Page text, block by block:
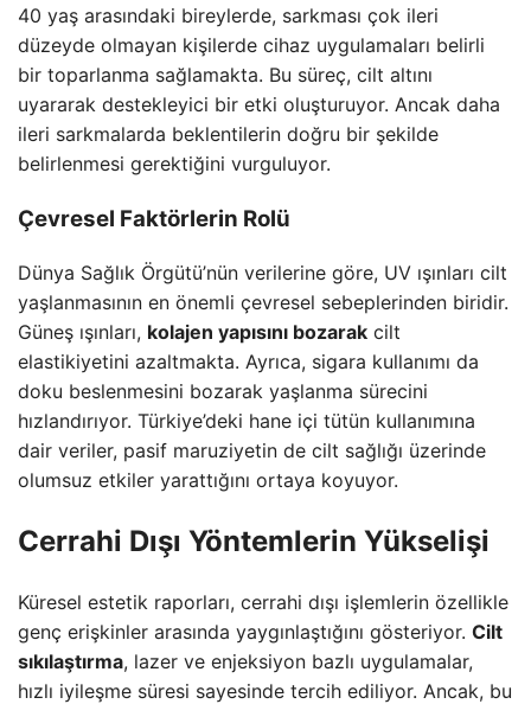
40 yaş arasındaki bireylerde, sarkması çok ileri
düzeyde olmayan kişilerde cihaz uygulamaları belirli
bir toparlanma sağlamakta. Bu süreç, cilt altını
uyararak destekleyici bir etki oluşturuyor. Ancak daha
ileri sarkmalarda beklentilerin doğru bir şekilde
belirlenmesi gerektiğini vurguluyor.
Çevresel Faktörlerin Rolü
Dünya Sağlık Örgütü’nün verilerine göre, UV ışınları cilt
yaşlanmasının en önemli çevresel sebeplerinden biridir.
Güneş ışınları, kolajen yapısını bozarak cilt
elastikiyetini azaltmakta. Ayrıca, sigara kullanımı da
doku beslenmesini bozarak yaşlanma sürecini
hızlandırıyor. Türkiye’deki hane içi tütün kullanımına
dair veriler, pasif maruziyetin de cilt sağlığı üzerinde
olumsuz etkiler yarattığını ortaya koyuyor.
Cerrahi Dışı Yöntemlerin Yükselişi
Küresel estetik raporları, cerrahi dışı işlemlerin özellikle
genç erişkinler arasında yaygınlaştığını gösteriyor. Cilt
sıkılaştırma, lazer ve enjeksiyon bazlı uygulamalar,
hızlı iyileşme süresi sayesinde tercih ediliyor. Ancak, bu